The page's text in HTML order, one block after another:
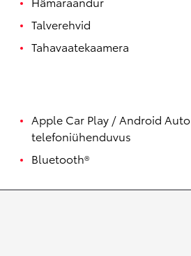
Talverehvid
Tahavaatekaamera
Apple Car Play / Android Auto
telefoniühenduvus
Bluetooth®